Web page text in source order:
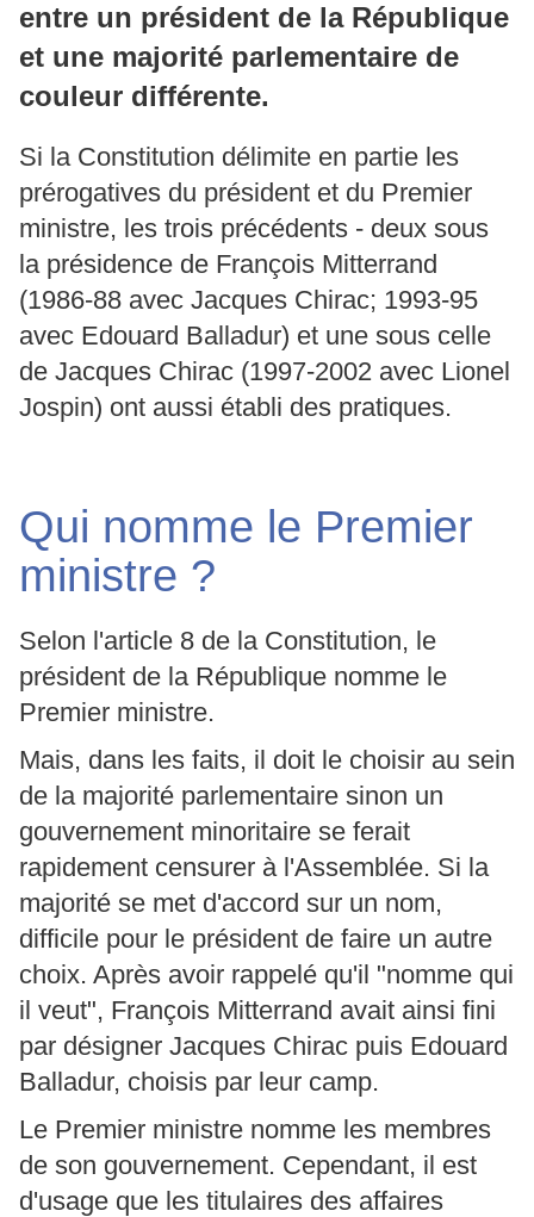
entre un président de la République
et une majorité parlementaire de
couleur différente.
Si la Constitution délimite en partie les
prérogatives du président et du Premier
ministre, les trois précédents - deux sous
la présidence de François Mitterrand
(1986-88 avec Jacques Chirac; 1993-95
avec Edouard Balladur) et une sous celle
de Jacques Chirac (1997-2002 avec Lionel
Jospin) ont aussi établi des pratiques.
Qui nomme le Premier
ministre ?
Selon l'article 8 de la Constitution, le
président de la République nomme le
Premier ministre.
Mais, dans les faits, il doit le choisir au sein
de la majorité parlementaire sinon un
gouvernement minoritaire se ferait
rapidement censurer à l'Assemblée. Si la
majorité se met d'accord sur un nom,
difficile pour le président de faire un autre
choix. Après avoir rappelé qu'il "nomme qui
il veut", François Mitterrand avait ainsi fini
par désigner Jacques Chirac puis Edouard
Balladur, choisis par leur camp.
Le Premier ministre nomme les membres
de son gouvernement. Cependant, il est
d'usage que les titulaires des affaires